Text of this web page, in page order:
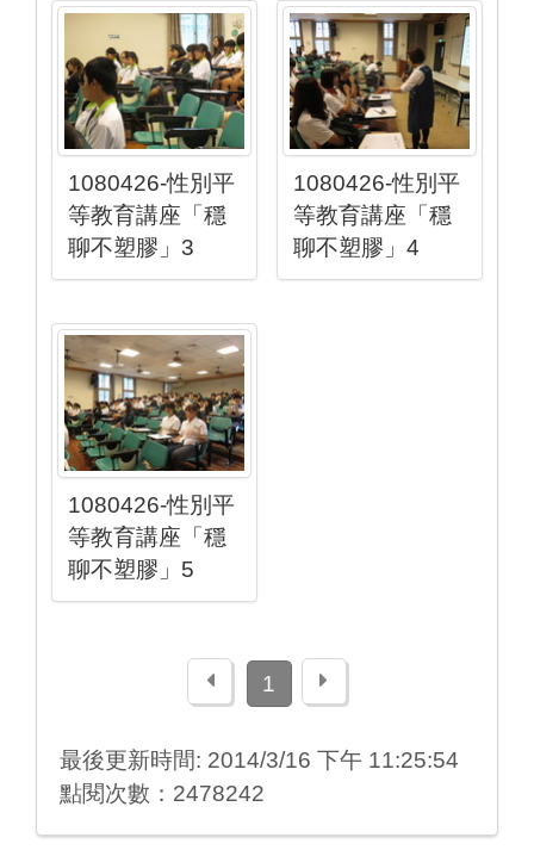
1080426-性別平
等教育講座「穩
聊不塑膠」3
1080426-性別平
等教育講座「穩
聊不塑膠」4
1080426-性別平
等教育講座「穩
聊不塑膠」5
上一頁1 下一頁
最後更新時間: 2014/3/16 下午 11:25:54
點閱次數：2478242